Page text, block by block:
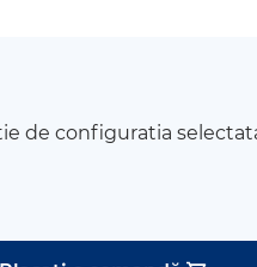
de configuratia